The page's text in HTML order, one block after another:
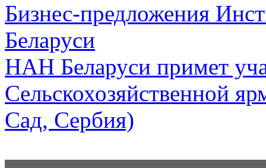
Бизнес-предложения
Беларуси
НАН Беларуси примет
Сельскохозяйственной
Сад, Сербия)